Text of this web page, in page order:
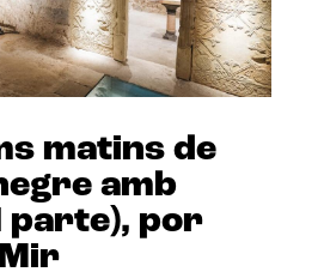
matins de
amb
parte), por